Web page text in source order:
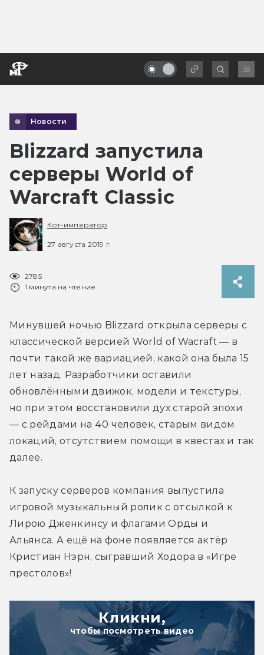
Новости
Blizzard запустила
серверы World of
Warcraft Classic
Кот-император
27 августа 2019 г.
2785
1 минута на чтение
Минувшей ночью Blizzard открыла серверы с
классической версией World of Wacraft — в
почти такой же вариацией, какой она была 15
лет назад. Разработчики оставили
обновлёнными движок, модели и текстуры,
но при этом восстановили дух старой эпохи
— с рейдами на 40 человек, старым видом
локаций, отсутствием помощи в квестах и так
далее.
К запуску серверов компания выпустила
игровой музыкальный ролик с отсылкой к
Лирою Дженкинсу и флагами Орды и
Альянса. А ещё на фоне появляется актёр
Кристиан Нэрн, сыгравший Ходора в «Игре
престолов»!
Кликни,
чтобы посмотреть видео